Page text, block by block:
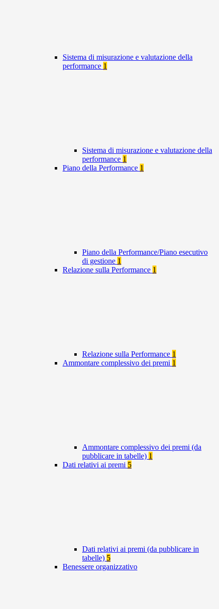
Sistema di misurazione e valutazione della
performance 1
Sistema di misurazione e valutazione della
performance 1
Piano della Performance 1
Piano della Performance/Piano esecutivo
di gestione 1
Relazione sulla Performance 1
Relazione sulla Performance 1
Ammontare complessivo dei premi 1
Ammontare complessivo dei premi (da
pubblicare in tabelle) 1
Dati relativi ai premi 5
Dati relativi ai premi (da pubblicare in
tabelle) 5
Benessere organizzativo